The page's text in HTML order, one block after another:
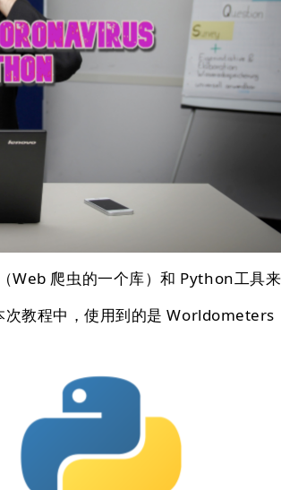
爬虫的一个库）和 Python⼯具来
程中，使⽤到的是 Worldometers